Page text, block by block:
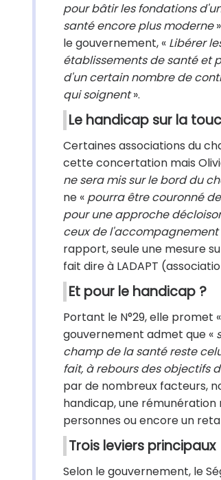
pour bâtir les fondations
santé encore plus moderne
le gouvernement, « Libérer
établissements de santé et
d'un certain nombre de
qui soignent».
Le handicap sur la
Certaines associations du
cette concertation mais
ne sera mis sur le bord du
ne « pourra être couronné
pour une approche
ceux de
rapport, seule une mesure
fait dire à LADAPT
Et pour le handicap ?
Portant le N°29, elle promet «
gouvernement admet que «
champ de la santé reste
fait, à rebours des objectifs
par de nombreux facteurs,
handicap, une
personnes ou encore un
Trois leviers principaux
Selon le gouvernement, le